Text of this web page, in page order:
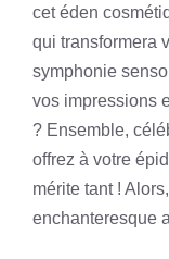
cet éden
qui transformera
symphonie
vos impressions
? Ensemble,
offrez à votre
mérite tant !
enchanteresque